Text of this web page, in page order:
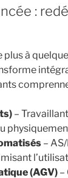
:
à
–
–
(AGV) –